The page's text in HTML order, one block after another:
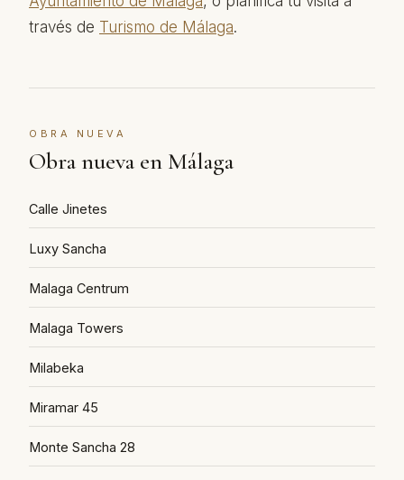
través de Turismo de Málaga.
OBRA NUEVA
Obra nueva en Málaga
Calle Jinetes
Luxy Sancha
Malaga Centrum
Malaga Towers
Milabeka
Miramar 45
Monte Sancha 28